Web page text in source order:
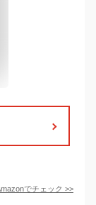
でチェック >>